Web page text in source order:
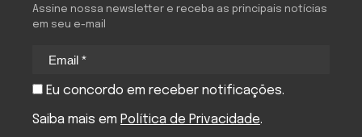
Assine nossa newsletter e receba as principais notícias
em seu e-mail
Eu concordo em receber notificações.
Saiba mais em Política de Privacidade.